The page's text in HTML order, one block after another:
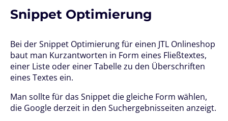
Snippet Optimierung
Bei der Snippet Optimierung für einen JTL Onlineshop
baut man Kurzantworten in Form eines Fließtextes,
einer Liste oder einer Tabelle zu den Überschriften
eines Textes ein.
Man sollte für das Snippet die gleiche Form wählen,
die Google derzeit in den Suchergebnisseiten anzeigt.